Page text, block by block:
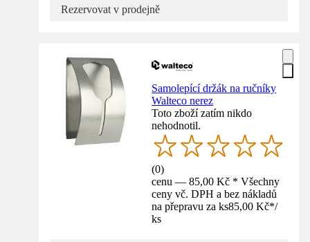
Rezervovat v prodejně
Samolepící držák na ručníky
Walteco nerez
Toto zboží zatím nikdo
nehodnotil.
(0)
cenu — 85,00 Kč * Všechny
ceny vč. DPH a bez nákladů
na přepravu za ks85,00 Kč*/
ks